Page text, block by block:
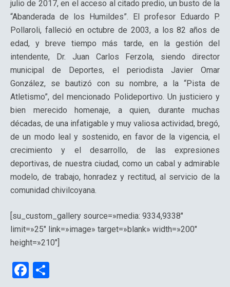
julio de 2017, en el acceso al citado predio, un busto de la
“Abanderada de los Humildes”. El profesor Eduardo P.
Pollaroli, falleció en octubre de 2003, a los 82 años de
edad, y breve tiempo más tarde, en la gestión del
intendente, Dr. Juan Carlos Ferzola, siendo director
municipal de Deportes, el periodista Javier Omar
González, se bautizó con su nombre, a la “Pista de
Atletismo”, del mencionado Polideportivo. Un justiciero y
bien merecido homenaje, a quien, durante muchas
décadas, de una infatigable y muy valiosa actividad, bregó,
de un modo leal y sostenido, en favor de la vigencia, el
crecimiento y el desarrollo, de las expresiones
deportivas, de nuestra ciudad, como un cabal y admirable
modelo, de trabajo, honradez y rectitud, al servicio de la
comunidad chivilcoyana.
[su_custom_gallery source=»media: 9334,9338″
limit=»25″ link=»image» target=»blank» width=»200″
height=»210″]
F